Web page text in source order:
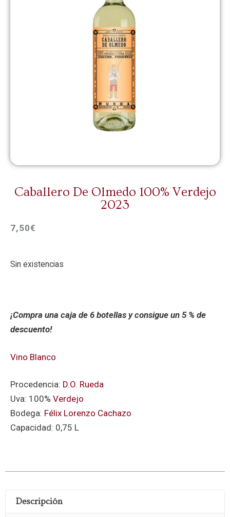
Caballero De Olmedo 100% Verdejo
2023
7,50€
Sin existencias
¡Compra una caja de 6 botellas y consigue un 5 % de
descuento!
Vino Blanco
Procedencia: D.O. Rueda
Uva: 100% Verdejo
Bodega: Félix Lorenzo Cachazo
Capacidad: 0,75 L
Descripción